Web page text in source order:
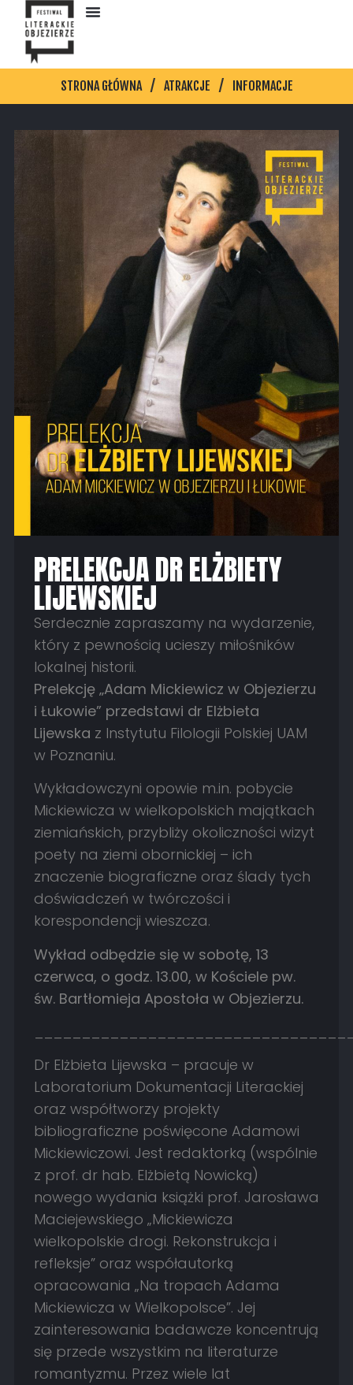
STRONA GŁÓWNA ATRAKCJE INFORMACJE
PRELEKCJA DR ELŻBIETY
LIJEWSKIEJ
Serdecznie zapraszamy na wydarzenie,
który z pewnością ucieszy miłośników
lokalnej historii.
Prelekcję „Adam Mickiewicz w Objezierzu
i Łukowie” przedstawi dr Elżbieta
Lijewska z Instytutu Filologii Polskiej UAM
w Poznaniu.
Wykładowczyni opowie m.in. pobycie
Mickiewicza w wielkopolskich majątkach
ziemiańskich, przybliży okoliczności wizyt
poety na ziemi obornickiej – ich
znaczenie biograficzne oraz ślady tych
doświadczeń w twórczości i
korespondencji wieszcza.
Wykład odbędzie się w sobotę, 13
czerwca, o godz. 13.00, w Kościele pw.
św. Bartłomieja Apostoła w Objezierzu.
Dr Elżbieta Lijewska – pracuje w
Laboratorium Dokumentacji Literackiej
oraz współtworzy projekty
bibliograficzne poświęcone Adamowi
Mickiewiczowi. Jest redaktorką (wspólnie
z prof. dr hab. Elżbietą Nowicką)
nowego wydania książki prof. Jarosława
Maciejewskiego „Mickiewicza
wielkopolskie drogi. Rekonstrukcja i
refleksje” oraz współautorką
opracowania „Na tropach Adama
Mickiewicza w Wielkopolsce”. Jej
zainteresowania badawcze koncentrują
się przede wszystkim na literaturze
romantyzmu. Przez wiele lat